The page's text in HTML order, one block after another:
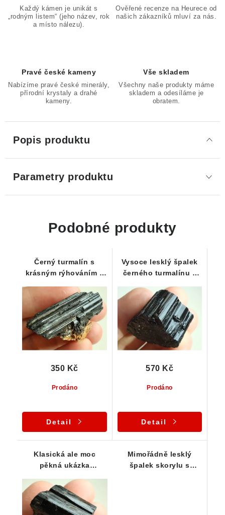
Každý kámen je unikát s
„rodným listem“ (jeho název, rok
a místo nálezu).
Ověřené recenze na Heurece od
našich zákazníků mluví za nás.
Pravé české kameny
Nabízíme pravé české minerály,
přírodní krystaly a drahé
kameny.
Vše skladem
Všechny naše produkty máme
skladem a odesíláme je
obratem.
Popis produktu
Parametry produktu
Podobné produkty
Černý turmalín s
krásným rýhováním a
horniny
Prodáno
350 Kč
Detail
Vysoce lesklý špalek
černého turmalínu s
21 g
Prodáno
570 Kč
Detail
Klasická ale moc
pěkná ukázka
turmalínu z ČR
Mimořádně lesklý
špalek skorylu s